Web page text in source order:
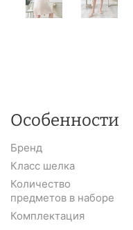
Особенности
Бренд
Класс шелка
Количество
предметов в наборе
Комплектация